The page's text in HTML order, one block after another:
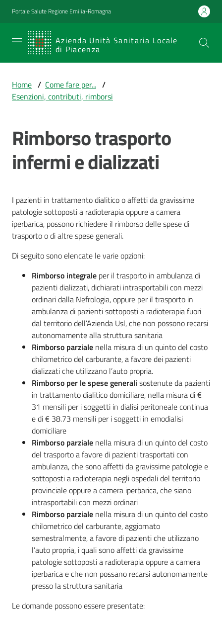
Vai al contenuto
Vai alla navigazione
Vai al footer
Portale Salute Regione Emilia-Romagna
Azienda Unità Sanitaria Locale
di Piacenza
SERVIZIO
SANITARIO
Emilia-
Romagna
Sanitaria Locale
di Piacenza
percorsi
di
cura
fare
Strutture
territorio
Studiare
Piacenza
Costruiamo
Salute
Novità
Scuole
Imprese
ed Enti
Home / Come fare per... /
Esenzioni, contributi, rimborsi
Rimborso trasporto
infermi e dializzati
I pazienti in trattamento dialitico o affetti da gravissime
patologie sottoposti a radioterapia oppure a camera
iperbarica, possono richiedere il rimborso delle spese di
trasporto o di altre spese generali.
Di seguito sono elencate le varie opzioni:
Rimborso integrale per il trasporto in ambulanza di
pazienti dializzati, dichiarati intrasportabili con mezzi
ordinari dalla Nefrologia, oppure per il trasporto in
ambulanza di pazienti sottoposti a radioterapia fuori
dal territorio dell’Azienda Usl, che non possono recarsi
autonomamente alla struttura sanitaria
Rimborso parziale nella misura di un quinto del costo
chilometrico del carburante, a favore dei pazienti
dializzati che utilizzano l’auto propria.
Rimborso per le spese generali sostenute da pazienti
in trattamento dialitico domiciliare, nella misura di €
31 mensili per i soggetti in dialisi peritoneale continua
e di € 38.73 mensili per i soggetti in emodialisi
domiciliare
Rimborso parziale nella misura di un quinto del costo
del trasporto a favore di pazienti trasportati con
ambulanza, che sono affetti da gravissime patologie e
sottoposti a radioterapia negli ospedali del territorio
provinciale oppure a camera iperbarica, che siano
intrasportabili con mezzi ordinari
Rimborso parziale nella misura di un quinto del costo
chilometrico del carburante, aggiornato
semestralmente, a favore di pazienti che utilizzano
l’auto propria, i quali sono affetti da gravissime
patologie sottoposti a radioterapia oppure a camera
iperbarica e che non possano recarsi autonomamente
presso la struttura sanitaria
Le domande possono essere presentate: